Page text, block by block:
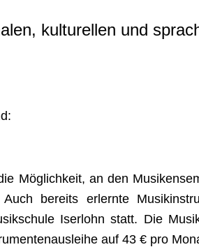
kulturellen und
Möglichkeit, an den
bereits erlernte
Iserlohn statt. Die
auf 43 € pro